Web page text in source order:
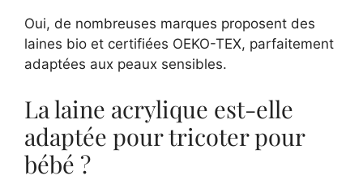
Oui, de nombreuses marques proposent des
laines bio et certifiées OEKO-TEX, parfaitement
adaptées aux peaux sensibles.
La laine acrylique est-elle
adaptée pour tricoter pour
bébé ?